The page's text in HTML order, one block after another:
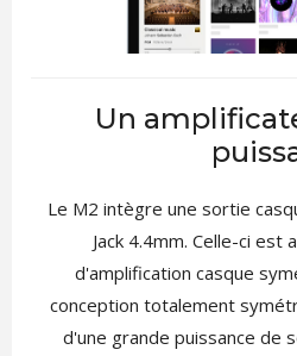
Un
Le M2 intègre une sortie
Jack 4.4mm. Celle-ci est
d'amplification casque
conception totalement
d'une grande puissance de